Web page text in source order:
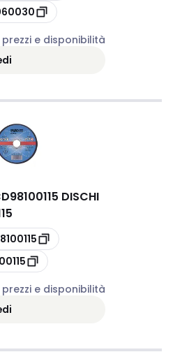
e disponibilità
DISCHI
e disponibilità